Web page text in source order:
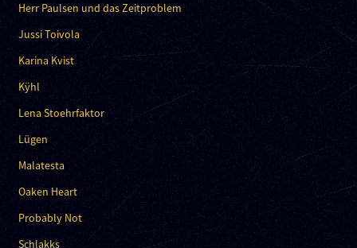
Herr Paulsen und das Zeitproblem
Jussi Toivola
Karina Kvist
Kÿhl
Lena Stoehrfaktor
Lügen
Malatesta
Oaken Heart
Probably Not
Schlakks